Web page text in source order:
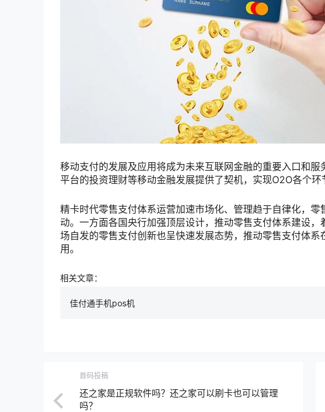
移动支付的发展及应用将成为未来互联网金融的重要入口和
平台的投资理财等移动金融发展提供了契机，实现O2O各个环
精卡时代零售支付体系运营加速市场化、管理趋于自律化，
动。一方面各国央行加强顶层设计，推动零售支付体系建设
场自发的零售支付创新也呈快速发展态势，推动零售支付体
用。
相关文章：
佳付通手机pos机
首码投稿
还之家是正规软件吗？还之家可以刷卡也可以管理
吗？